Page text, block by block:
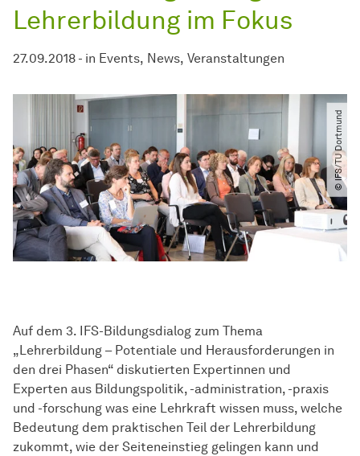
Lehrerbildung im Fokus
27.09.2018 - in Events News Veranstaltungen
© IFS​/​TU Dortmund
Auf dem 3. IFS-Bildungsdialog zum Thema
„Lehrerbildung – Potentiale und Herausforderungen in
den drei Phasen“ diskutierten Expertinnen und
Experten aus Bildungspolitik, -administration, -praxis
und -forschung was eine Lehrkraft wissen muss, welche
Bedeutung dem praktischen Teil der Lehrerbildung
zukommt, wie der Seiteneinstieg gelingen kann und